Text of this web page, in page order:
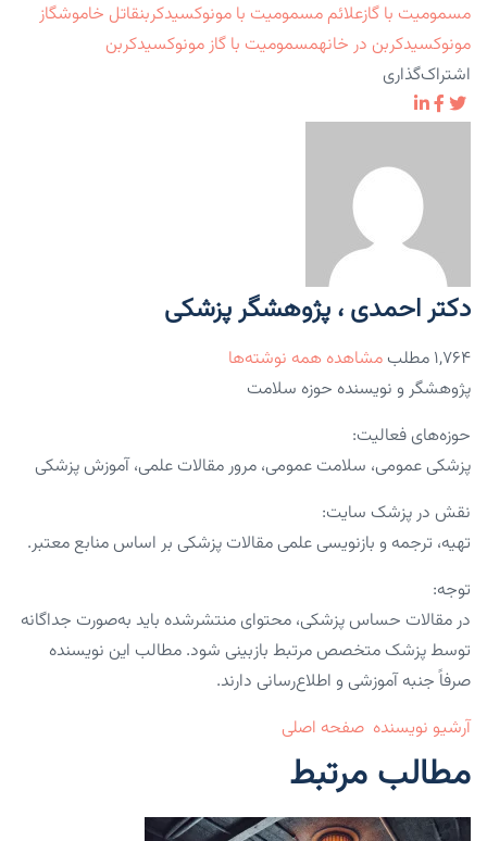
مسمومیت با گازعلائم مسمومیت با مونوکسیدکربنقاتل خاموشگاز
مونوکسیدکربن در خانهمسمومیت با گاز مونوکسیدکربن
اشتراک‌گذاری
دکتر احمدی ، پژوهشگر پزشکی
۱,۷۶۴ مطلب
مشاهده همه نوشته‌ها
پژوهشگر و نویسنده حوزه سلامت
حوزه‌های فعالیت:
پزشکی عمومی، سلامت عمومی، مرور مقالات علمی، آموزش پزشکی
نقش در پزشک سایت:
تهیه، ترجمه و بازنویسی علمی مقالات پزشکی بر اساس منابع معتبر.
توجه:
در مقالات حساس پزشکی، محتوای منتشرشده باید به‌صورت جداگانه
توسط پزشک متخصص مرتبط بازبینی شود. مطالب این نویسنده
صرفاً جنبه آموزشی و اطلاع‌رسانی دارند.
آرشیو نویسنده صفحه اصلی
مطالب مرتبط